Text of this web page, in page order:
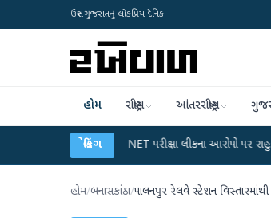
ઉત્તર ગુજરાતનું લોકપ્રિય દૈનિક
હોમ રાષ્ટ્રીય આંતરરાષ્ટ્રીય
બ્રેકિંગ
UGC-NET પરીક્ષા લીકના આરોપો પર રાહુલ ગાંધીએ કેન્દ્ર
હોમ/બનાસકાંઠા/પાલનપુર રેલવે સ્ટેશન